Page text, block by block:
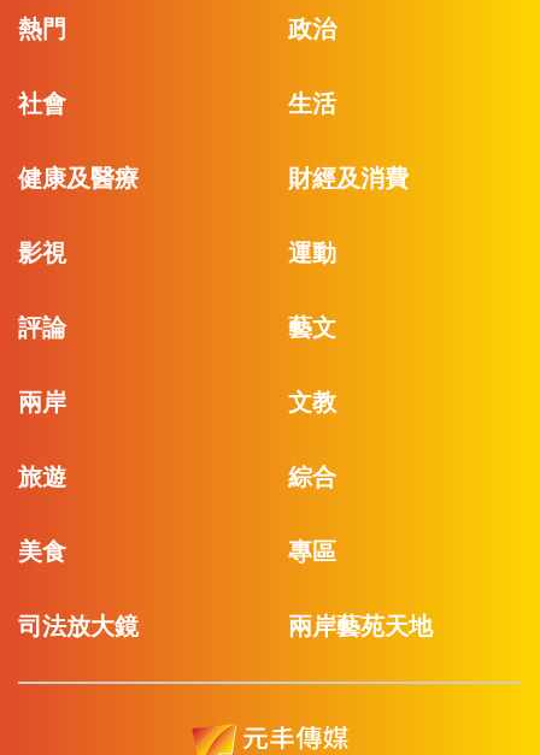
熱門 政治
社會 生活
健康及醫療 財經及消費
影視 運動
評論 藝文
兩岸 文教
旅遊 綜合
美食 專區
司法放大鏡 兩岸藝苑天地